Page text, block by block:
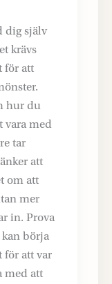
dig själv
krävs
för att
hur du
vara med
tar
att
om att
mer
in. Prova
börja
för att var
med att